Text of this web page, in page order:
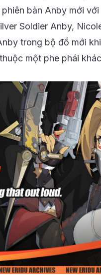
bản Anby mới
Soldier Anby,
trong bộ đồ mới
một phe phái